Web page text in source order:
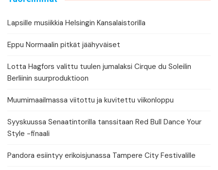
Lapsille musiikkia Helsingin Kansalaistorilla
Eppu Normaalin pitkät jäähyväiset
Lotta Hagfors valittu tuulen jumalaksi Cirque du Soleilin
Berliinin suurproduktioon
Muumimaailmassa viitottu ja kuvitettu viikonloppu
Syyskuussa Senaatintorilla tanssitaan Red Bull Dance Your
Style -finaali
Pandora esiintyy erikoisjunassa Tampere City Festivalille